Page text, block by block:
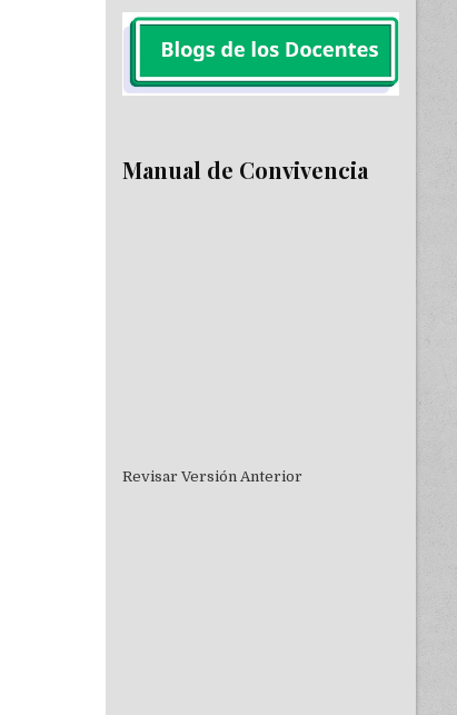
Manual de Convivencia
Revisar Versión Anterior